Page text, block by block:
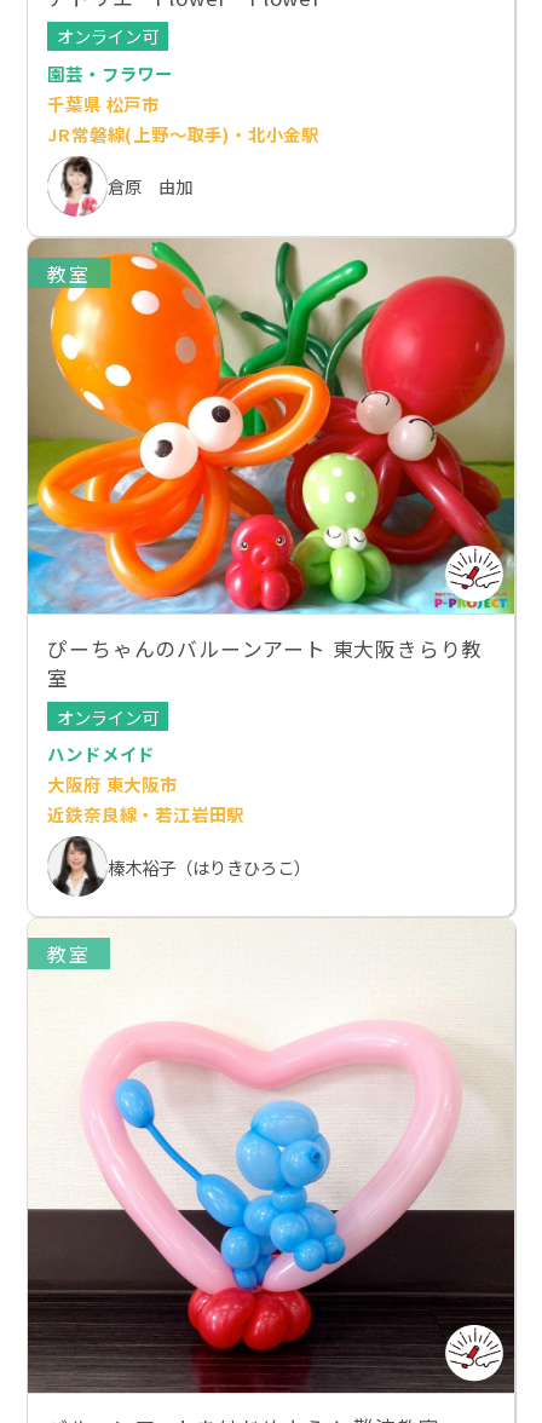
オンライン可
園芸・フラワー
千葉県 松戸市
JR常磐線(上野～取手)・北小金駅
倉原 由加
教室
ぴーちゃんのバルーンアート 東大阪きらり教
室
オンライン可
ハンドメイド
大阪府 東大阪市
近鉄奈良線・若江岩田駅
榛木裕子（はりきひろこ）
教室